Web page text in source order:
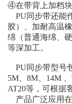
④在带背上加档块
PU同步带还能
胶）、加耐高温
绵（普通海绵、
等深加工。
PU同步带型号
5M、8M、14M
AT20等，可根据
产品广泛应用